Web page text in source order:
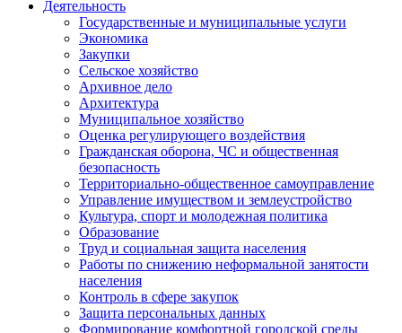
Деятельность
Государственные и муниципальные услуги
Экономика
Закупки
Сельское хозяйство
Архивное дело
Архитектура
Муниципальное хозяйство
Оценка регулирующего воздействия
Гражданская оборона, ЧС и общественная
безопасность
Территориально-общественное самоуправление
Управление имуществом и землеустройство
Культура, спорт и молодежная политика
Образование
Труд и социальная защита населения
Работы по снижению неформальной занятости
населения
Контроль в сфере закупок
Защита персональных данных
Формирование комфортной городской среды